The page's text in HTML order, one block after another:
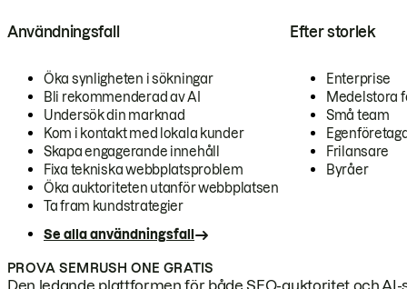
Användningsfall
Öka synligheten i sökningar
Bli rekommenderad av AI
Undersök din marknad
Kom i kontakt med lokala kunder
Skapa engagerande innehåll
Fixa tekniska webbplatsproblem
Öka auktoriteten utanför webbplatsen
Ta fram kundstrategier
Se alla användningsfall
Efter storlek
Enterprise
Medelstora
Små team
Frilansare
Byråer
PROVA SEMRUSH ONE GRATIS
Den ledande plattformen för både SEO-auktoritet och AI-